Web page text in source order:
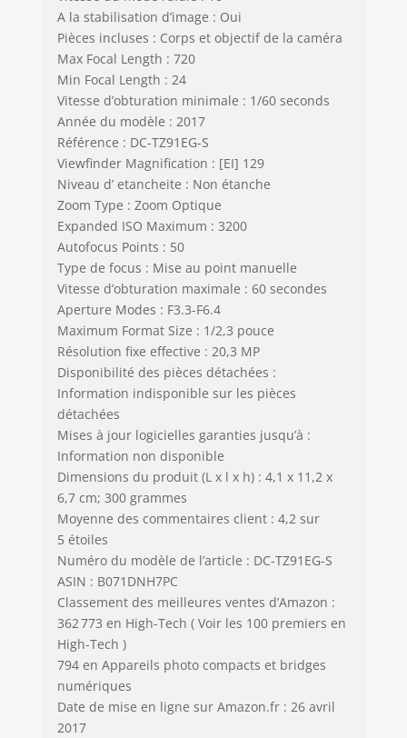
A la stabilisation d’image : Oui
Pièces incluses : Corps et objectif de la caméra
Max Focal Length : 720
Min Focal Length : 24
Vitesse d’obturation minimale : 1/60 seconds
Année du modèle : 2017
Référence : DC-TZ91EG-S
Viewfinder Magnification : [EI] 129
Niveau d’ etancheite : Non étanche
Zoom Type : Zoom Optique
Expanded ISO Maximum : 3200
Autofocus Points : 50
Type de focus : Mise au point manuelle
Vitesse d’obturation maximale : 60 secondes
Aperture Modes : F3.3-F6.4
Maximum Format Size : 1/2,3 pouce
Résolution fixe effective : 20,3 MP
Disponibilité des pièces détachées :
Information indisponible sur les pièces
détachées
Mises à jour logicielles garanties jusqu’à :
Information non disponible
Dimensions du produit (L x l x h) : 4,1 x 11,2 x
6,7 cm; 300 grammes
Moyenne des commentaires client : 4,2 sur
5 étoiles
Numéro du modèle de l’article : DC-TZ91EG-S
ASIN : B071DNH7PC
Classement des meilleures ventes d’Amazon :
362 773 en High-Tech ( Voir les 100 premiers en
High-Tech )
794 en Appareils photo compacts et bridges
numériques
Date de mise en ligne sur Amazon.fr : 26 avril
2017